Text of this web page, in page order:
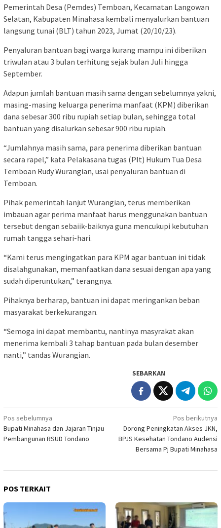
Pemerintah Desa (Pemdes) Temboan, Kecamatan Langowan
Selatan, Kabupaten Minahasa kembali menyalurkan bantuan
langsung tunai (BLT) tahun 2023, Jumat (20/10/23).
Penyaluran bantuan bagi warga kurang mampu ini diberikan
triwulan atau 3 bulan terhitung sejak bulan Juli hingga
September.
Adapun jumlah bantuan masih sama dengan sebelumnya yakni,
masing-masing keluarga penerima manfaat (KPM) diberikan
dana sebesar 300 ribu rupiah setiap bulan, sehingga total
bantuan yang disalurkan sebesar 900 ribu rupiah.
“Jumlahnya masih sama, para penerima diberikan bantuan
secara rapel,” kata Pelakasana tugas (Plt) Hukum Tua Desa
Temboan Rudy Wurangian, usai penyaluran bantuan di
Temboan.
Pihak pemerintah lanjut Wurangian, terus memberikan
imbauan agar perima manfaat harus menggunakan bantuan
tersebut dengan sebaiik-baiknya guna mencukupi kebutuhan
rumah tangga sehari-hari.
“Kami terus mengingatkan para KPM agar bantuan ini tidak
disalahgunakan, memanfaatkan dana sesuai dengan apa yang
sudah diperuntukan,” terangnya.
Pihaknya berharap, bantuan ini dapat meringankan beban
masyarakat berkekurangan.
“Semoga ini dapat membantu, nantinya masyrakat akan
menerima kembali 3 tahap bantuan pada bulan desember
nanti,” tandas Wurangian.
SEBARKAN
Navigasi
pos
Pos sebelumnya
Bupati Minahasa dan Jajaran Tinjau
Pembangunan RSUD Tondano
Pos berikutnya
Dorong Peningkatan Akses JKN,
BPJS Kesehatan Tondano Audensi
Bersama Pj Bupati Minahasa
POS TERKAIT